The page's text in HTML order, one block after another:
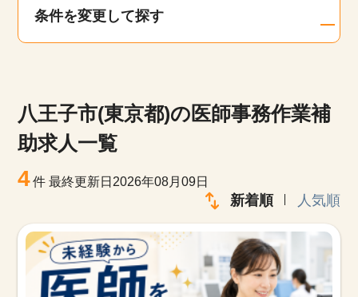
見学会・イベント情報
お知らせ
医療事務求人ドットコムとは
条件を変更して探す
八王子市(東京都)の医師事務作業補
助求人一覧
4件最終更新日2026年08月09日
新着順 人気順
関東
甲信越・北陸 中国・四国
九州・沖縄